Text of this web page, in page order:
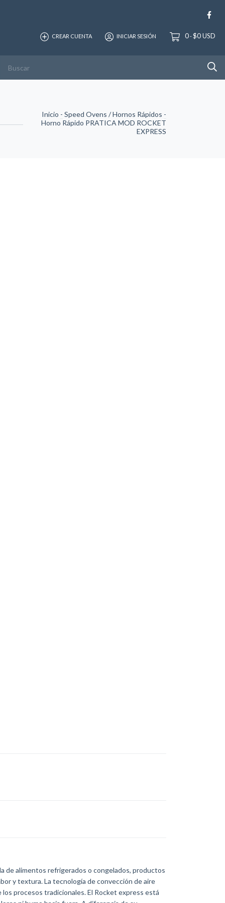
CREAR CUENTA INICIAR SESIÓN 0-$0 USD
Inicio - Speed Ovens / Hornos Rápidos -
Horno Rápido PRATICA MOD ROCKET
EXPRESS
de alimentos refrigerados o congelados, productos
y textura. La tecnología de convección de aire
procesos tradicionales. El Rocket express está